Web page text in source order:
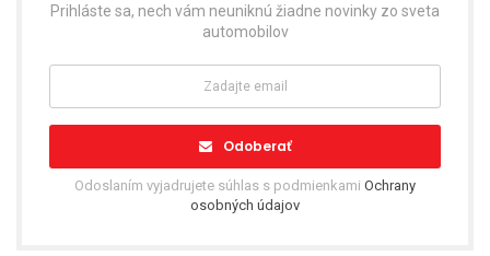
Prihláste sa, nech vám neuniknú žiadne novinky zo sveta
automobilov
Odoberať
Odoslaním vyjadrujete súhlas s podmienkami Ochrany
osobných údajov